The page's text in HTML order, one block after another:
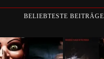
BELIEBTESTE BEITRÄGE